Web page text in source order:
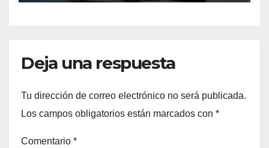
Deja una respuesta
Tu dirección de correo electrónico no será publicada.
Los campos obligatorios están marcados con *
Comentario *